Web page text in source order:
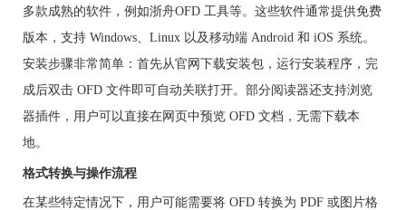
多款成熟的软件，例如浙舟OFD 工具等。这些软件通常提供免费
版本，支持 Windows、Linux 以及移动端 Android 和 iOS 系统。
安装步骤非常简单：首先从官网下载安装包，运行安装程序，完
成后双击 OFD 文件即可自动关联打开。部分阅读器还支持浏览
器插件，用户可以直接在网页中预览 OFD 文档，无需下载本
地。
格式转换与操作流程
在某些特定情况下，用户可能需要将 OFD 转换为 PDF 或图片格